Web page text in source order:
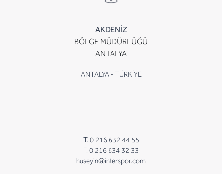
AKDENİZ
BÖLGE MÜDÜRLÜĞÜ
ANTALYA
ANTALYA - TÜRKİYE
T. 0 216 632 44 55
F. 0 216 634 32 33
huseyin@interspor.com